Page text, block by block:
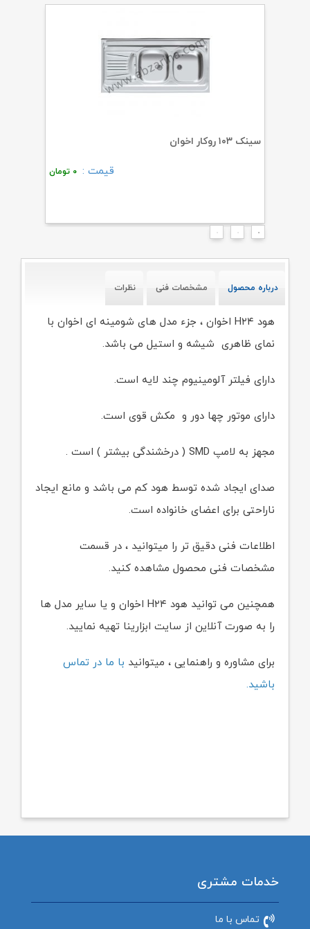
سینک ۱۰۳ روکار اخوان
قیمت : ۰ تومان
درباره محصول مشخصات فنی نظرات
هود H۲۴ اخوان ، جزء مدل های شومینه ای اخوان با
نمای ظاهری شیشه و استیل می باشد.
دارای فیلتر آلومینیوم چند لایه است.
دارای موتور چها دور و مکش قوی است.
مجهز به لامپ SMD ( درخشندگی بیشتر ) است .
صدای ایجاد شده توسط هود کم می باشد و مانع ایجاد
ناراحتی برای اعضای خانواده است.
اطلاعات فنی دقیق تر را میتوانید ، در قسمت
مشخصات فنی محصول مشاهده کنید.
همچنین می توانید هود H۲۴ اخوان و یا سایر مدل ها
را به صورت آنلاین از سایت ابزارینا تهیه نمایید.
برای مشاوره و راهنمایی ، میتوانید با ما در تماس
باشید.
خدمات مشتری
تماس با ما